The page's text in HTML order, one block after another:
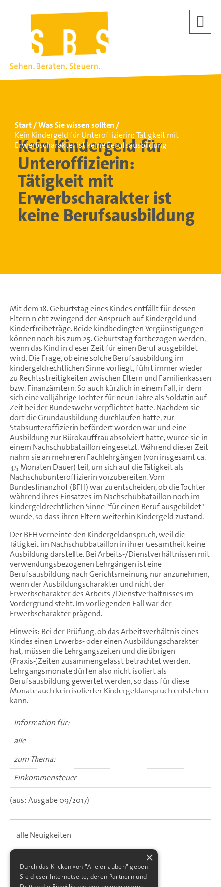
Start
Was Sie wissen sollten
Kein Kindergeld für Unteroffizierin: Tätigkeit mit
Erwerbscharakter ist keine Berufsausbildung
Kein Kindergeld für
Unteroffizierin:
Tätigkeit mit
Erwerbscharakter ist
keine Berufsausbildung
Mit dem 18. Geburtstag eines Kindes entfällt für dessen
Eltern nicht zwingend der Anspruch auf Kindergeld und
Kinderfreibeträge. Beide kindbedingten Vergünstigungen
können noch bis zum 25. Geburtstag fortbezogen werden,
wenn das Kind in dieser Zeit für einen Beruf ausgebildet
wird. Die Frage, ob eine solche Berufsausbildung im
kindergeldrechtlichen Sinne vorliegt, führt immer wieder
zu Rechtsstreitigkeiten zwischen Eltern und Familienkassen
bzw. Finanzämtern. So auch kürzlich in einem Fall, in dem
sich eine volljährige Tochter für neun Jahre als Soldatin auf
Zeit bei der Bundeswehr verpflichtet hatte. Nachdem sie
dort die Grundausbildung durchlaufen hatte, zur
Stabsunteroffizierin befördert worden war und eine
Ausbildung zur Bürokauffrau absolviert hatte, wurde sie in
einem Nachschubbataillon eingesetzt. Während dieser Zeit
nahm sie an mehreren Fachlehrgängen (von insgesamt ca.
3,5 Monaten Dauer) teil, um sich auf die Tätigkeit als
Nachschubunteroffizierin vorzubereiten. Vom
Bundesfinanzhof (BFH) war zu entscheiden, ob die Tochter
während ihres Einsatzes im Nachschubbataillon noch im
kindergeldrechtlichen Sinne "für einen Beruf ausgebildet"
wurde, so dass ihren Eltern weiterhin Kindergeld zustand.
Der BFH verneinte den Kindergeldanspruch, weil die
Tätigkeit im Nachschubbataillon in ihrer Gesamtheit keine
Ausbildung darstellte. Bei Arbeits-/Dienstverhältnissen mit
verwendungsbezogenen Lehrgängen ist eine
Berufsausbildung nach Gerichtsmeinung nur anzunehmen,
wenn der Ausbildungscharakter und nicht der
Erwerbscharakter des Arbeits-/Dienstverhältnisses im
Vordergrund steht. Im vorliegenden Fall war der
Erwerbscharakter prägend.
Hinweis: Bei der Prüfung, ob das Arbeitsverhältnis eines
Kindes einen Erwerbs- oder einen Ausbildungscharakter
hat, müssen die Lehrgangszeiten und die übrigen
(Praxis-)Zeiten zusammengefasst betrachtet werden.
Lehrgangsmonate dürfen also nicht isoliert als
Berufsausbildung gewertet werden, so dass für diese
Monate auch kein isolierter Kindergeldanspruch entstehen
kann.
Information für:
alle
zum Thema:
Einkommensteuer
(aus: Ausgabe 09/2017)
alle Neuigkeiten
×
Durch das Klicken von "Alle erlauben" geben
Sie dieser Internetseite, deren Partnern und